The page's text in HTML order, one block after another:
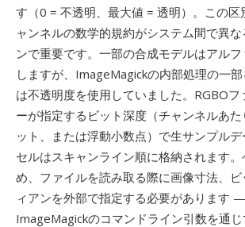
す（0 = 不透明、最大値 = 透明）。この区
ャンネルの数学的規約がシステム間で異
ンで重要です。一部の合成モデルはアル
しますが、ImageMagickの内部処理の一
は不透明度を使用していました。RGBO
ーが指定するビット深度（チャンネルあ
ット、または浮動小数点）で生サンプル
セルはスキャンライン順に格納されます
め、ファイルを読み取る際に画像寸法、
ィアンを外部で指定する必要があります
ImageMagickのコマンドライン引数を通じ